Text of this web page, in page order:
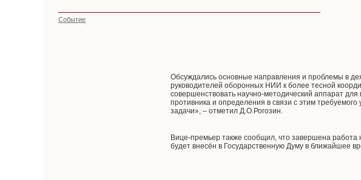
Событие
Обсуждались основные направления и проблемы в
руководителей оборонных НИИ к более тесной
совершенствовать научно-методический аппарат
противника и определения в связи с этим
задачи», – отметил Д.О.Рогозин.
Вице-премьер также сообщил, что завершена
будет внесён в Государственную Думу в ближайшее